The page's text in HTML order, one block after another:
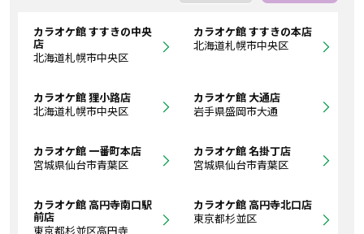
カラオケ館 すすきの中央
店
北海道札幌市中央区
カラオケ館 すすきの本店
北海道札幌市中央区
カラオケ館 狸小路店
北海道札幌市中央区
カラオケ館 大通店
岩手県盛岡市大通
カラオケ館 一番町本店
宮城県仙台市青葉区
カラオケ館 名掛丁店
宮城県仙台市青葉区
カラオケ館 高円寺南口駅
前店
東京都杉並区高円寺
カラオケ館 高円寺北口店
東京都杉並区